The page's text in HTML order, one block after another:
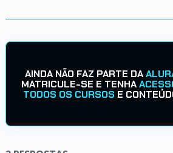
AINDA NÃO FAZ PARTE DA
MATRICULE-SE E TENHA
TODOS OS CURSOS E